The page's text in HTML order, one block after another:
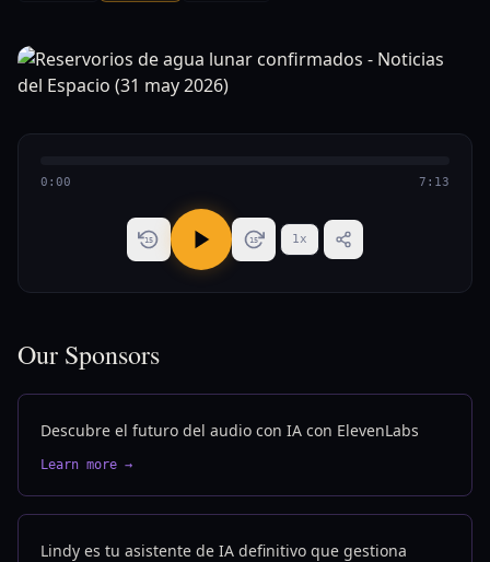
0:00 7:13
15 15 1x
Our Sponsors
Descubre el futuro del audio con IA con ElevenLabs
Learn more →
Lindy es tu asistente de IA definitivo que gestiona